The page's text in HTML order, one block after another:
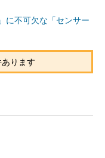
に不可欠な「センサー
ります